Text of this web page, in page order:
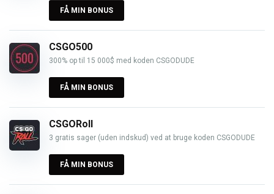
FÅ MIN BONUS
CSGO500
300% op til 15 000$ med koden CSGODUDE
FÅ MIN BONUS
CSGORoll
3 gratis sager (uden indskud) ved at bruge koden CSGODUDE
FÅ MIN BONUS